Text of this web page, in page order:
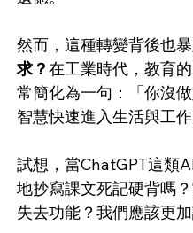
然而，這種轉變背後也
求？在工業時代，教育
常簡化為一句：「你沒
智慧快速進入生活與工
試想，當ChatGPT這類
地抄寫課文死記硬背嗎
失去功能？我們應該更